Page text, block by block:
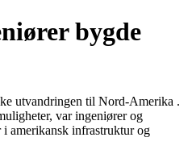
bygde
utvandringen til Nord-Amerika .
var ingeniører og
i amerikansk infrastruktur og